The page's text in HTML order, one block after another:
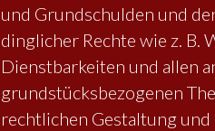
und Grundschulden und
dinglicher Rechte wie z. B.
Dienstbarkeiten und allen
grundstücksbezogenen
rechtlichen Gestaltung